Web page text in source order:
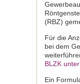
(RBZ)
Für die
bei dem
BLZK
Ein